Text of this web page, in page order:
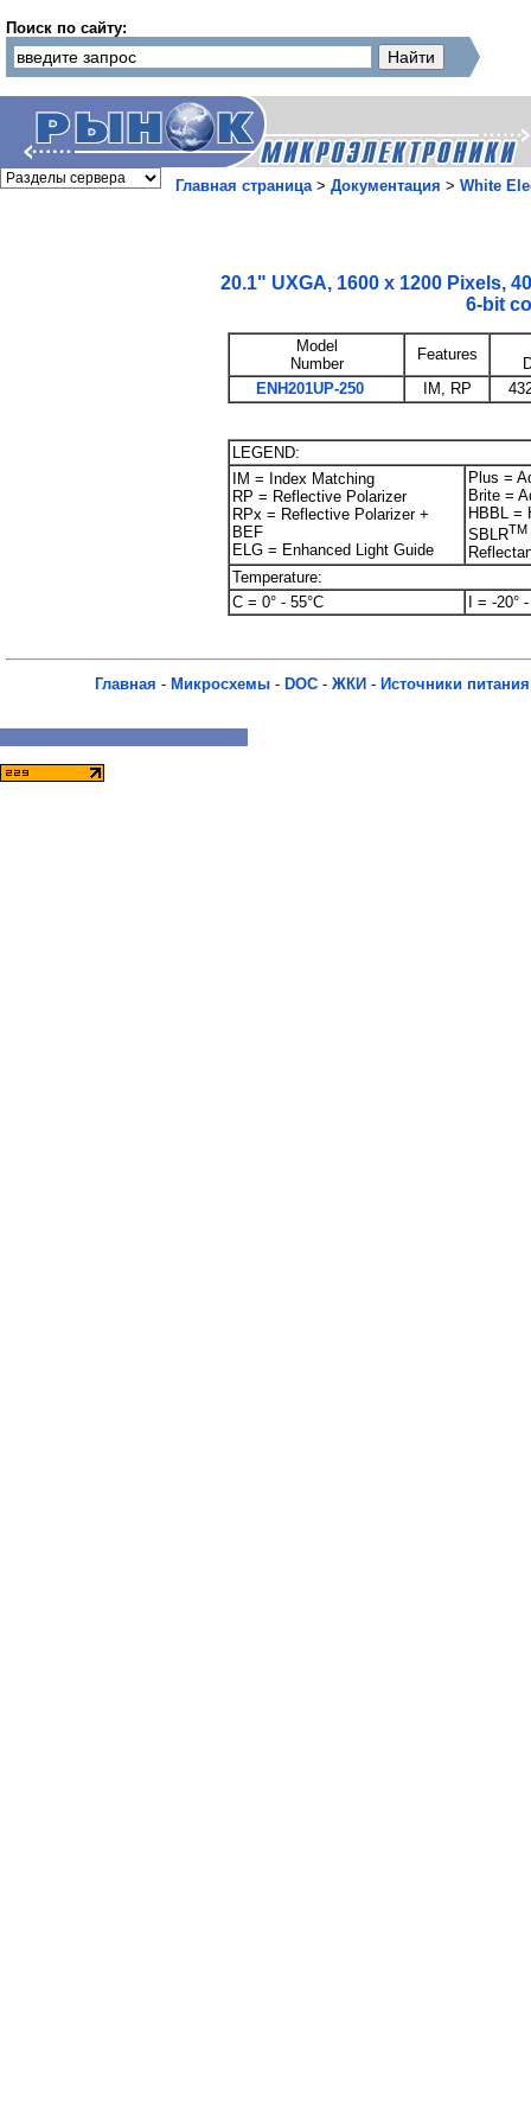
Поиск по сайту:
Главная страница> Документация > White
20.1" UXGA, 1600 x 1200 Pixels,
6-bit
Model
Number
Features
ENH201UP-250
IM, RP
LEGEND:
IM = Index Matching
RP = Reflective Polarizer
RPx = Reflective Polarizer +
BEF
ELG = Enhanced Light Guide
Plus =
Brite =
HBBL =
SBLRTM
Temperature:
C = 0° - 55°C
I = -20°
Главная - Микросхемы - DOC - ЖКИ - Источники питания